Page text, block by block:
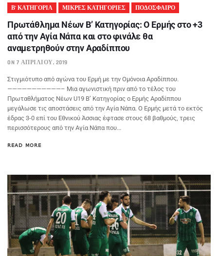
Β’ ΚΑΤΗΓΟΡΙΑ ΜΙΚΡΕΣ ΚΑΤΗΓΟΡΙΕΣ ΠΟΔΟΣΦΑΙΡΟ
Πρωτάθλημα Νέων Β’ Κατηγορίας: Ο Ερμής στο +3
από την Αγία Νάπα και στο φινάλε θα
αναμετρηθούν στην Αραδίππου
ON 7 ΑΠΡΙΛΊΟΥ, 2019
Στιγμιότυπο από αγώνα του Ερμή με την Ομόνοια Αραδίππου.
———————————– Μια αγωνιστική πριν από το τέλος του
Πρωταθλήματος Νέων U19 Β’ Κατηγορίας ο Ερμής Αραδίππου
μεγάλωσε τις αποστάσεις από την Αγία Νάπα. Ο Ερμής μετά το εκτός
έδρας 3-0 επί του Εθνικού Άσσιας έφτασε στους 68 βαθμούς, τρεις
περισσότερους από την Αγία Νάπα που...
READ MORE